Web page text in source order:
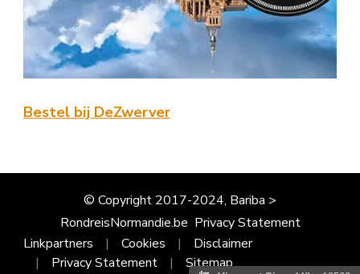
Bestel bij DeZwerver
© Copyright 2017-2024, Bariba >
RondreisNormandie.be Privacy Statement
Linkpartners
Cookies
Disclaimer
Privacy Statement
Sitemap